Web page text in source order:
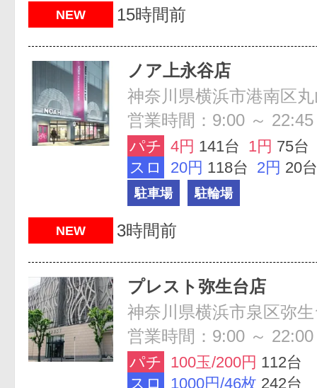
NEW 15時間前
ノア上永谷店
神奈川県横浜市港南区
営業時間：9:00 ～ 22:45
パチ 4円 141台 1円 75台
スロ
20円 118台 2円 20台
駐車場 駐輪場
NEW 3時間前
プレスト弥生台店
神奈川県横浜市泉区弥
営業時間：9:00 ～ 22:00
パチ 100玉/200円 112台
スロ
1000円/46枚 242台